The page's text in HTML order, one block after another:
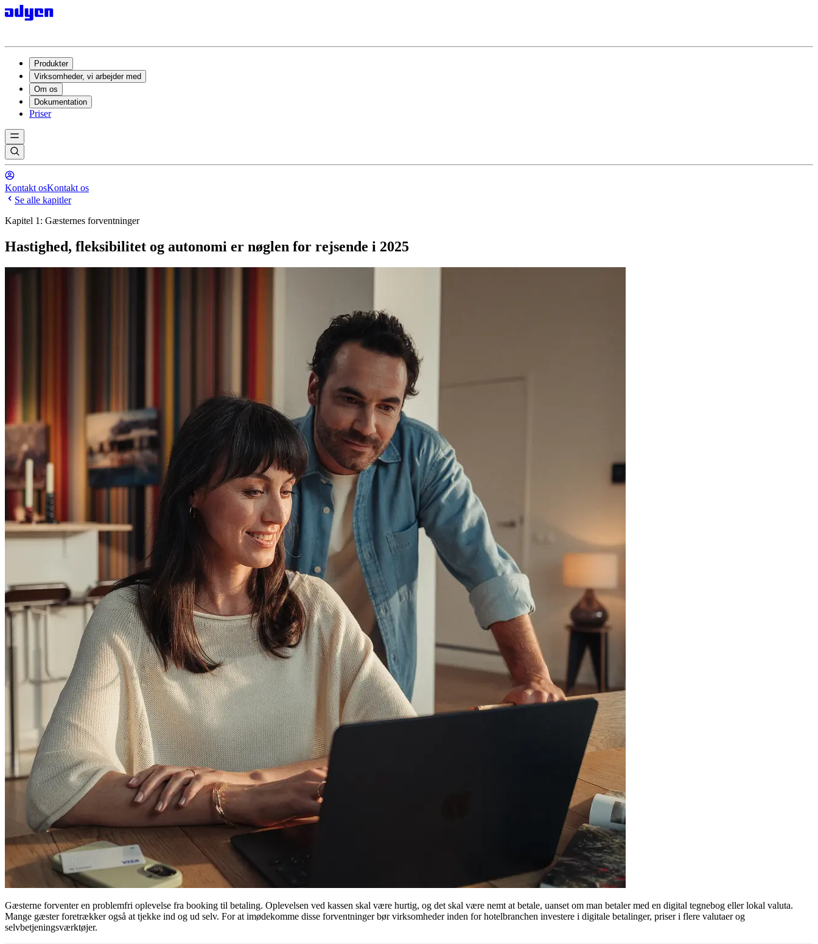
Produkter
Virksomheder, vi arbejder med
Om os
Dokumentation
Priser
Kontakt osKontakt os
Se alle kapitler
Kapitel 1: Gæsternes forventninger
Hastighed, fleksibilitet og autonomi er nøglen for rejsende i 2025
Gæsterne forventer en problemfri oplevelse fra booking til betaling. Oplevelsen ved kassen skal være hurtig, og det skal være nemt at betale, uanset om man betaler med en digital tegnebog eller lokal valuta.
Mange gæster foretrækker også at tjekke ind og ud selv. For at imødekomme disse forventninger bør virksomheder inden for hotelbranchen investere i digitale betalinger, priser i flere valutaer og
selvbetjeningsværktøjer.